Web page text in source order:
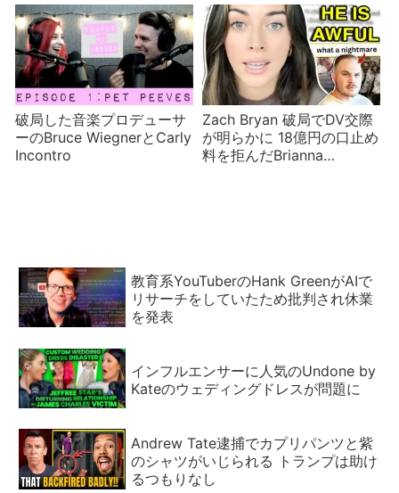
破局した音楽プロデューサ
ーのBruce WiegnerとCarly
Incontro
Zach Bryan 破局でDV交際
が明らかに 18億円の口止め
料を拒んだBrianna
教育系YouTuberのHank GreenがAIで
リサーチをしていたため批判され休業
を発表
インフルエンサーに人気のUndone by
Kateのウェディングドレスが問題に
Andrew Tate逮捕でカプリパンツと紫
のシャツがいじられる トランプは助け
るつもりなし